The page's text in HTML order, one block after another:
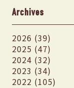
Archives
2026 (39)
2025 (47)
2024 (32)
2023 (34)
2022 (105)